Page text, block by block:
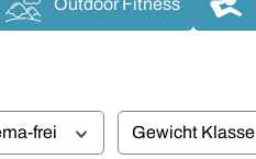
Outdoor Fitness
frei Gewicht Klasse